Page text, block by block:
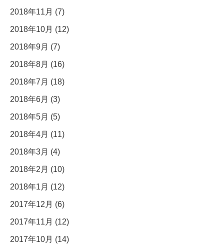
2018年11月 (7)
2018年10月 (12)
2018年9月 (7)
2018年8月 (16)
2018年7月 (18)
2018年6月 (3)
2018年5月 (5)
2018年4月 (11)
2018年3月 (4)
2018年2月 (10)
2018年1月 (12)
2017年12月 (6)
2017年11月 (12)
2017年10月 (14)